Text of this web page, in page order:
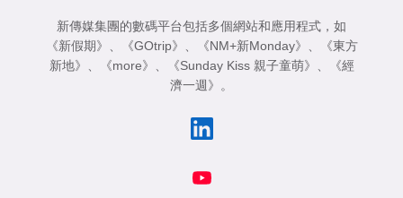
新傳媒集團的數碼平台包括多個網站和應用程式，如
《新假期》
《GOtrip》 《NM+新Monday》
《東方
新地》
《more》 《Sunday Kiss 親子童萌》
《經
濟一週》
。